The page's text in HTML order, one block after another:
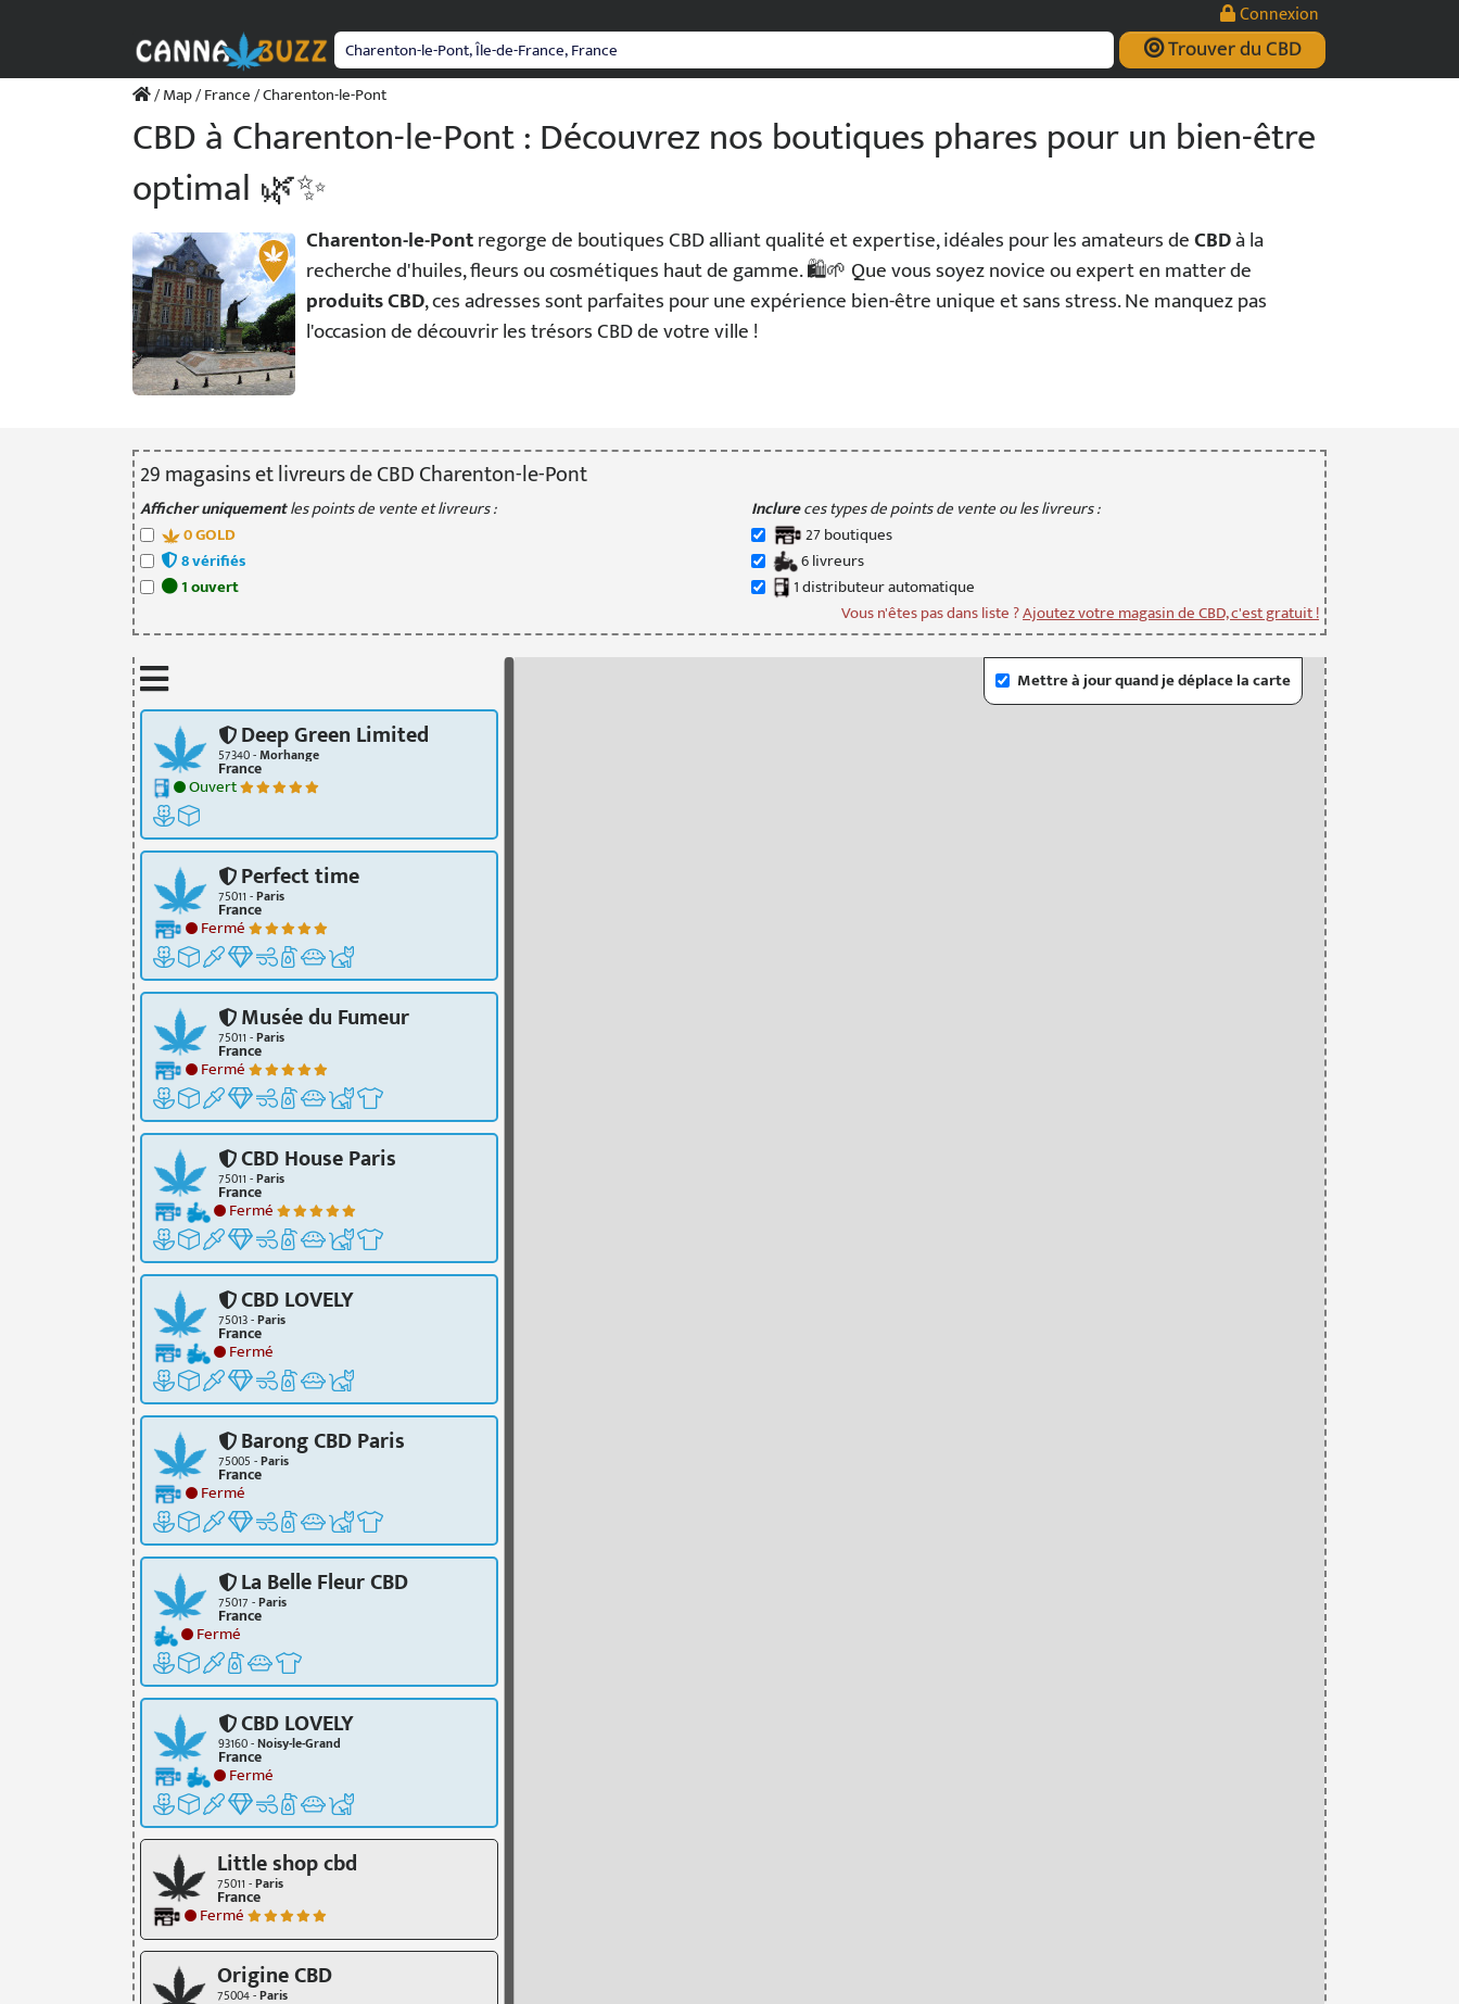
Connexion
Trouver du CBD
/Map/France/ Charenton-le-Pont
CBD à Charenton-le-Pont : Découvrez nos boutiques phares pour un bien-être
optimal 🌿✨
Charenton-le-Pontregorge de boutiques CBD alliant qualité et expertise, idéales pour les amateurs deCBDà la
recherche d'huiles, fleurs ou cosmétiques haut de gamme. 🛍️🌱 Que vous soyez novice ou expert en matter de
produits CBD, ces adresses sont parfaites pour une expérience bien-être unique et sans stress. Ne manquez pas
l'occasion de découvrir les trésors CBD de votre ville !
29magasinset livreursde CBD Charenton-le-Pont
Afficher uniquementles points de vente et livreurs :
0GOLD
8vérifiés
1ouvert
Inclureces types de points de vente ou les livreurs :
27boutiques
6livreurs
1distributeurautomatique
Vous n'êtes pas dans liste ?Ajoutez votre magasin de CBD, c'est gratuit !
Mettre à jour quand je déplace la carte
Deep Green Limited
57340 -Morhange
France
Ouvert
Perfect time
75011 -Paris
France
Fermé
Musée du Fumeur
75011 -Paris
France
Fermé
CBD House Paris
75011 -Paris
France
Fermé
CBD LOVELY
75013 -Paris
France
Fermé
Barong CBD Paris
75005 -Paris
France
Fermé
La Belle Fleur CBD
75017 -Paris
France
Fermé
CBD LOVELY
93160 -Noisy-le-Grand
France
Fermé
Little shop cbd
75011 -Paris
France
Fermé
Origine CBD
75004 -Paris